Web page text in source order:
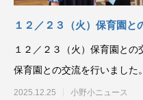
１２／２３（火）保育園と
１２／２３（火）保育園と
保育園との交流を行いました
どうするのか、準備に
2025.12.25 小野小ニュース